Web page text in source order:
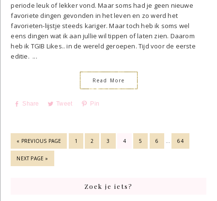
periode leuk of lekker vond. Maar soms had je geen nieuwe
favoriete dingen gevonden in het leven en zo werd het
favorieten-lijstje steeds kariger. Maar toch heb ik soms wel
eens dingen wat ik aan jullie wil tippen of laten zien. Daarom
heb ik TGIB Likes.. in de wereld geroepen. Tijd voor de eerste
editie. ...
Read More
Share Tweet Pin
« GO
TO
PREVIOUS PAGE
GO
TO
1
GO
TO
2
GO
TO
3
GO
4
GO
TO
5
GO
TO
6
PAGES
GO
TO
64
GO
TO
NEXT PAGE »
Zoek je iets?